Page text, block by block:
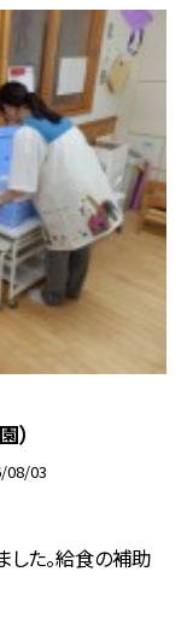
）
08/03
た。給食の補助